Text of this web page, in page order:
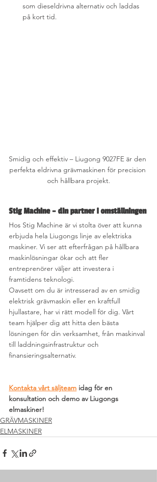
som dieseldrivna alternativ och laddas
på kort tid.
Smidig och effektiv – Liugong 9027FE är den
perfekta eldrivna grävmaskinen för precision
och hållbara projekt.
Stig Machine – din partner i omställningen
Hos Stig Machine är vi stolta över att kunna
erbjuda hela Liugongs linje av elektriska
maskiner. Vi ser att efterfrågan på hållbara
maskinlösningar ökar och att fler
entreprenörer väljer att investera i
framtidens teknologi.
Oavsett om du är intresserad av en smidig
elektrisk grävmaskin eller en kraftfull
hjullastare, har vi rätt modell för dig. Vårt
team hjälper dig att hitta den bästa
lösningen för din verksamhet, från maskinval
till laddningsinfrastruktur och
finansieringsalternativ.
Kontakta vårt säljteam idag för en
konsultation och demo av Liugongs
elmaskiner!
GRÄVMASKINER
ELMASKINER